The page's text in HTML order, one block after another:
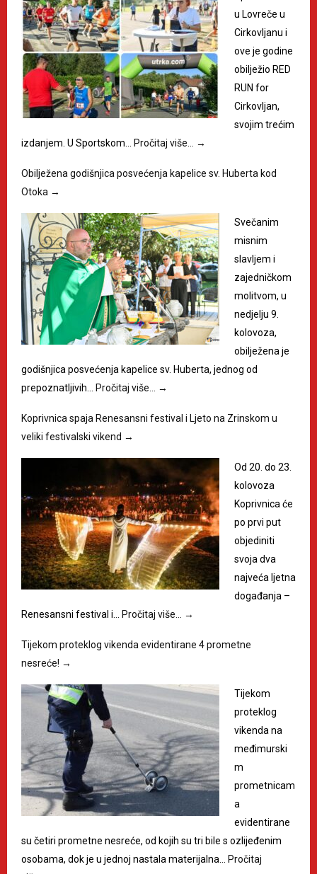
u Lovreče u
Cirkovljanu i
ove je godine
obilježio RED
RUN for
Cirkovljan,
svojim trećim
izdanjem. U Sportskom…
Pročitaj više… →
Obilježena godišnjica posvećenja kapelice sv. Huberta kod
Otoka →
Svečanim
misnim
slavljem i
zajedničkom
molitvom, u
nedjelju 9.
kolovoza,
obilježena je
godišnjica posvećenja kapelice sv. Huberta, jednog od
prepoznatljivih…
Pročitaj više… →
Koprivnica spaja Renesansni festival i Ljeto na Zrinskom u
veliki festivalski vikend →
Od 20. do 23.
kolovoza
Koprivnica će
po prvi put
objediniti
svoja dva
najveća ljetna
događanja –
Renesansni festival i…
Pročitaj više… →
Tijekom proteklog vikenda evidentirane 4 prometne
nesreće! →
Tijekom
proteklog
vikenda na
međimurski
m
prometnicam
a
evidentirane
su četiri prometne nesreće, od kojih su tri bile s ozlijeđenim
osobama, dok je u jednoj nastala materijalna…
Pročitaj